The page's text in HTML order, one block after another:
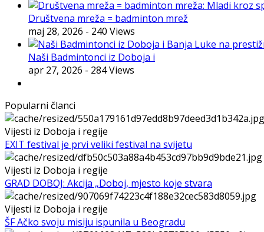
Društvena mreža = badminton mrež
maj 28, 2026 - 240 Views
Naši Badmintonci iz Doboja i
apr 27, 2026 - 284 Views
Popularni članci
Vijesti iz Doboja i regije
EXIT festival je prvi veliki festival na svijetu
Vijesti iz Doboja i regije
GRAD DOBOJ: Akcija „Doboj, mjesto koje stvara
Vijesti iz Doboja i regije
ŠF Ačko svoju misiju ispunila u Beogradu